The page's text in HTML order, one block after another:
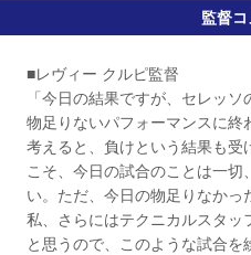
よくある質問セレッソフットサルパー
セレッソ大阪アカデミー
大人のサッカースクール
監督
■レヴィー クルピ監督
「今日の結果ですが、セレッ
物足りないパフォーマンスに終
考えると、負けという結果も受
こそ、今日の試合のことは一
い。ただ、今日の物足りなか
私、さらにはテクニカルスタッ
と思うので、このような試合